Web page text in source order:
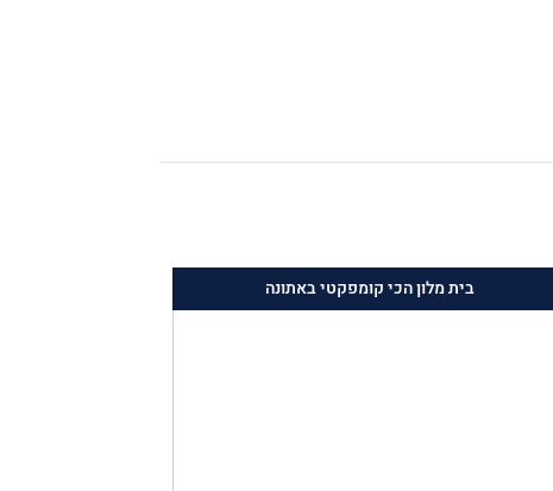
בית מלון הכי קומפקטי באתונה